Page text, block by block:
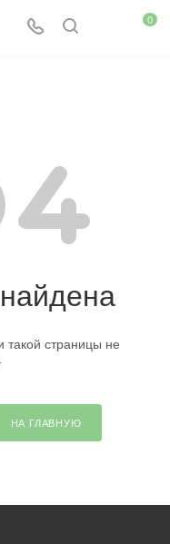
0
такой страницы не
НА ГЛАВНУЮ